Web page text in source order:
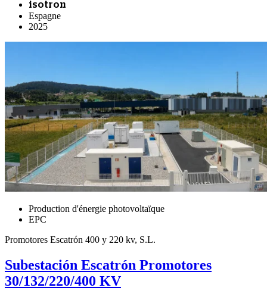
isotron
Espagne
2025
Production d'énergie photovoltaïque
EPC
Promotores Escatrón 400 y 220 kv, S.L.
Subestación Escatrón Promotores
30/132/220/400 KV